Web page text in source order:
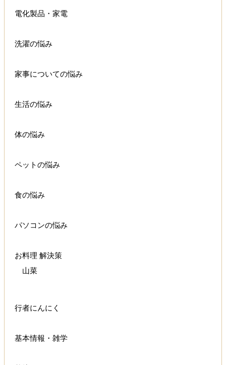
電化製品・家電
洗濯の悩み
家事についての悩み
生活の悩み
体の悩み
ペットの悩み
食の悩み
パソコンの悩み
お料理 解決策
山菜
行者にんにく
基本情報・雑学